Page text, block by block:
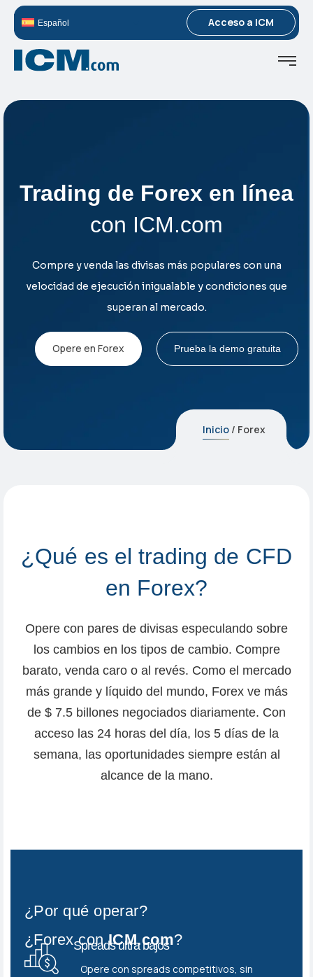
Español Acceso a ICM
Trading de Forex en línea
con ICM.com
Compre y venda las divisas más populares con una
velocidad de ejecución inigualable y condiciones que
superan al mercado.
Opere en Forex Prueba la demo gratuita
Inicio/ Forex
¿Qué es el trading de CFD
en Forex?
Opere con pares de divisas especulando sobre
los cambios en los tipos de cambio. Compre
barato, venda caro o al revés. Como el mercado
más grande y líquido del mundo, Forex ve más
de $ 7.5 billones negociados diariamente. Con
acceso las 24 horas del día, los 5 días de la
semana, las oportunidades siempre están al
alcance de la mano.
¿Por qué operar?
¿Forex con ICM.com?
Spreads ultra bajos
Opere con spreads competitivos, sin